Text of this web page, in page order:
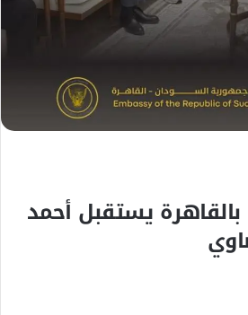
يستقبل أحمد